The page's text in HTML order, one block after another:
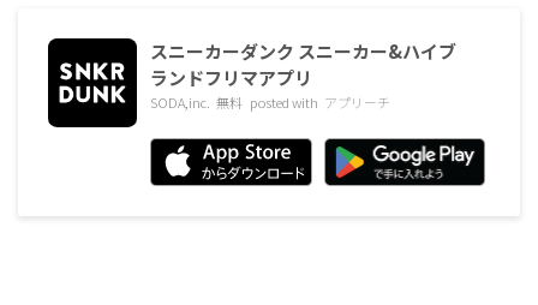
スニーカーダンク スニーカー&ハイブ
ランドフリマアプリ
SODA,inc. 無料 posted with アプリーチ